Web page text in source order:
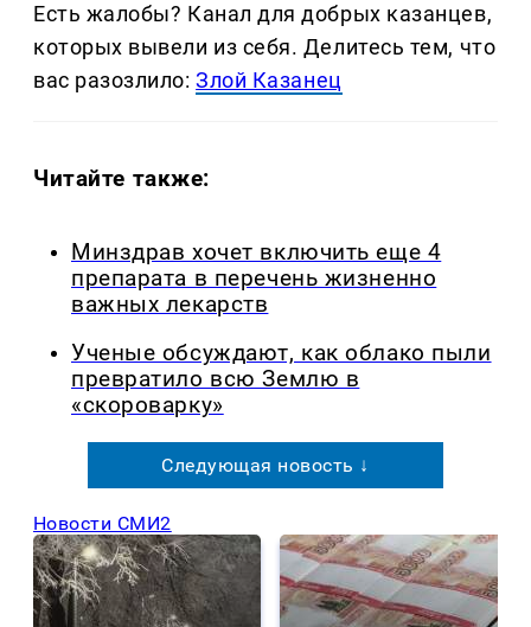
Есть жалобы? Канал для добрых казанцев,
которых вывели из себя. Делитеcь тем, что
вас разозлило:Злой Казанец
Читайте также:
Минздрав хочет включить еще 4
препарата в перечень жизненно
важных лекарств
Ученые обсуждают, как облако пыли
превратило всю Землю в
«скороварку»
Следующая новость ↓
Новости СМИ2